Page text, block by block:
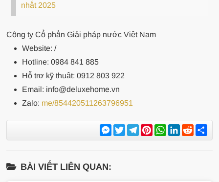
nhất 2025
Công ty Cổ phần Giải pháp nước Việt Nam
Website: /
Hotline: 0984 841 885
Hỗ trợ kỹ thuật: 0912 803 922
Email: info@deluxehome.vn
Zalo: me/854420511263796951
Messenger
TwitterTelegram
PinterestWhatsApp
LinkedIn
Reddit
BÀI VIẾT LIÊN QUAN: